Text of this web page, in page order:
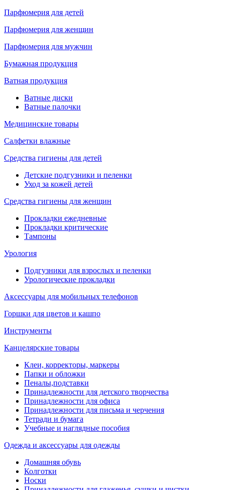
Парфюмерия для детей
Парфюмерия для женщин
Парфюмерия для мужчин
Бумажная продукция
Ватная продукция
Ватные диски
Ватные палочки
Медицинские товары
Салфетки влажные
Средства гигиены для детей
Детские подгузники и пеленки
Уход за кожей детей
Средства гигиены для женщин
Прокладки ежедневные
Прокладки критические
Тампоны
Урология
Подгузники для взрослых и пеленки
Урологические прокладки
Аксессуары для мобильных телефонов
Горшки для цветов и кашпо
Инструменты
Канцелярские товары
Клеи, корректоры, маркеры
Папки и обложки
Пеналы,подставки
Принадлежности для детского творчества
Принадлежности для офиса
Принадлежности для письма и черчения
Тетради и бумага
Учебные и наглядные пособия
Одежда и аксессуары для одежды
Домашняя обувь
Колготки
Носки